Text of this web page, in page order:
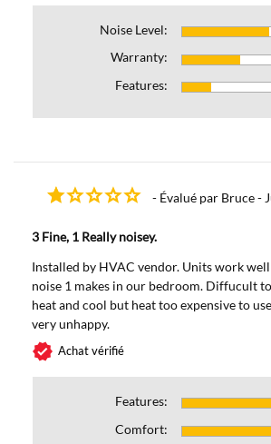
Noise Level:
Warranty:
Features:
- Évalué par Bruce -
3 Fine, 1 Really noisey.
Installed by HVAC vendor. Units work
noise 1 makes in our bedroom. Diffucult
heat and cool but heat too expensive to
very unhappy.
verified Achat vérifié
Features:
Comfort: